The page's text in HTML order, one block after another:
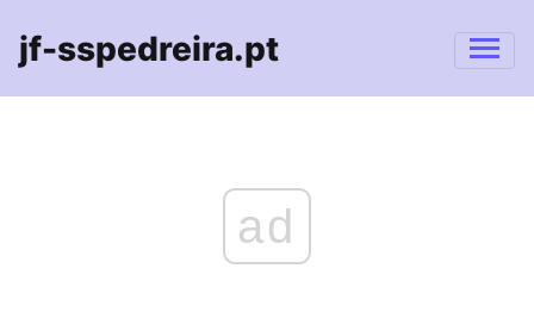
jf-sspedreira.pt
ad